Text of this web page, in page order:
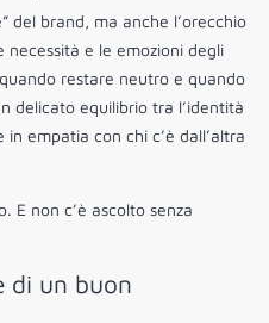
del brand, ma anche l’orecchio
e le emozioni degli
restare neutro e quando
delicato equilibrio tra l’identità
empatia con chi c’è dall’altra
E non c’è ascolto senza
di un buon